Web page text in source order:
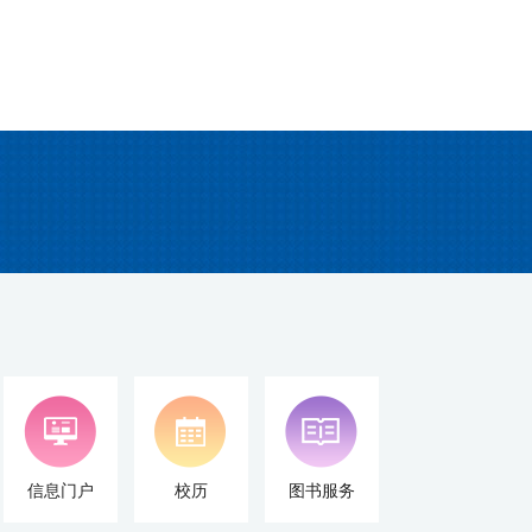
信息门户 校历 图书服务